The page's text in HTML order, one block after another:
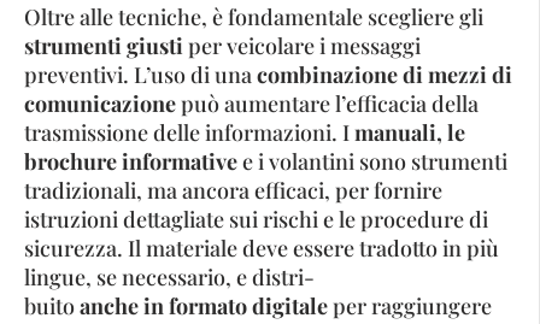
Oltre alle tecniche, è fondamentale scegliere gli
strumenti giustiper veicolare i messaggi
preventivi. L’uso di unacombinazione di mezzi di
comunicazionepuò aumentare l’efficacia della
trasmissione delle informazioni. Imanuali, le
brochure informativee i volantini sono strumenti
tradizionali, ma ancora efficaci, per fornire
istruzioni dettagliate sui rischi e le procedure di
sicurezza. Il materiale deve essere tradotto in più
lingue, se necessario, e distri-
buitoanche in formato digitaleper raggiungere